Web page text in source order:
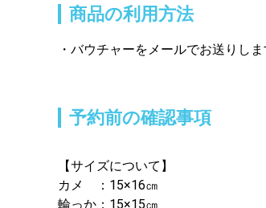
商品の利用方法
バウチャーをメールでお送りし
予約前の確認事項
【サイズについて】
カメ　：15×16㎝
輪っか：15×15㎝